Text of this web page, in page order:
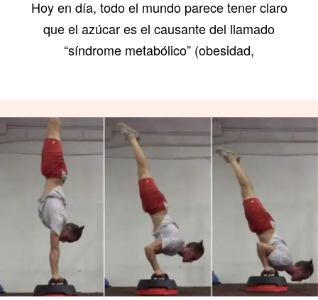
Hoy en día, todo el mundo parece tener claro
que el azúcar es el causante del llamado
“síndrome metabólico” (obesidad,